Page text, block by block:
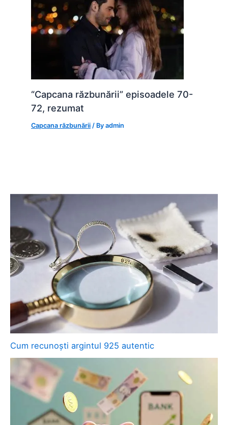
“Capcana răzbunării” episoadele 70-
72, rezumat
Capcana răzbunării / Byadmin
Cum recunoști argintul 925 autentic